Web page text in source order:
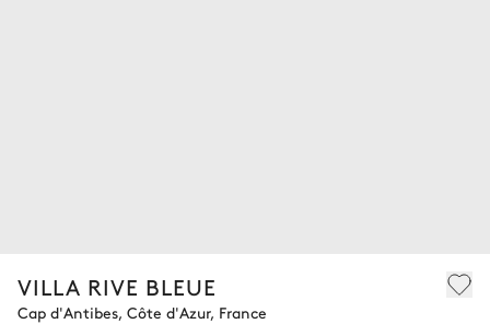
VILLA RIVE BLEUE
Cap d'Antibes, Côte d'Azur, France